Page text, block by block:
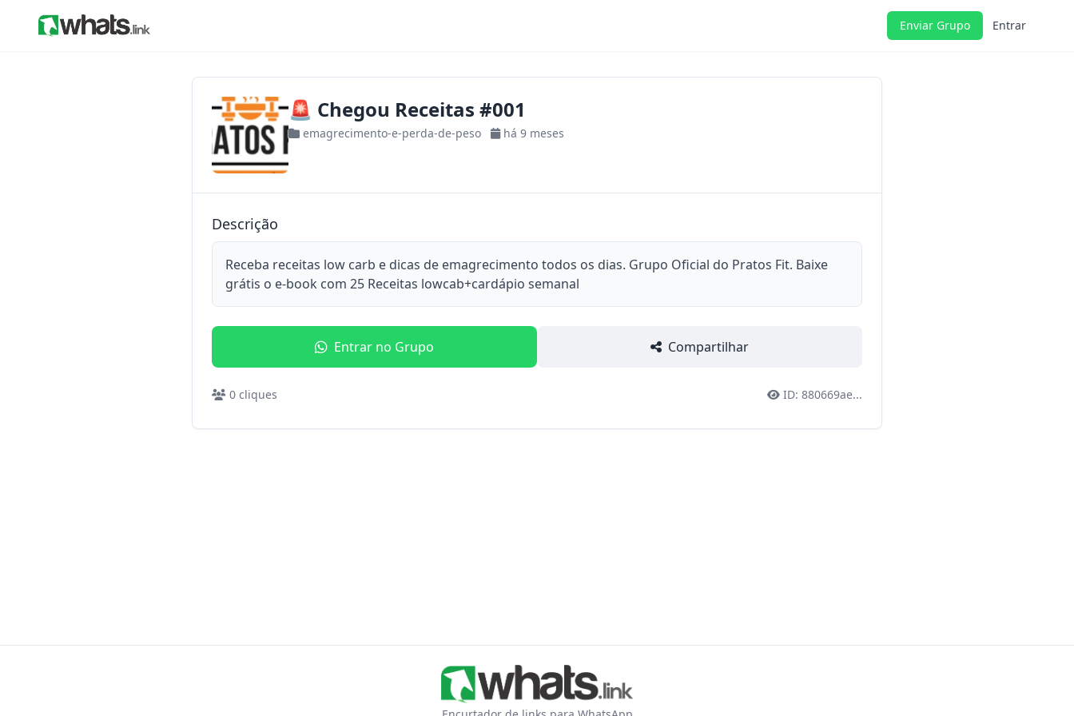
Enviar Grupo Entrar
🚨 Chegou Receitas #001
emagrecimento-e-perda-de-peso há 9 meses
Descrição
Receba receitas low carb e dicas de emagrecimento todos os dias. Grupo Oficial do Pratos Fit. Baixe
grátis o e-book com 25 Receitas lowcab+cardápio semanal
Entrar no Grupo Compartilhar
0 cliques ID: 880669ae...